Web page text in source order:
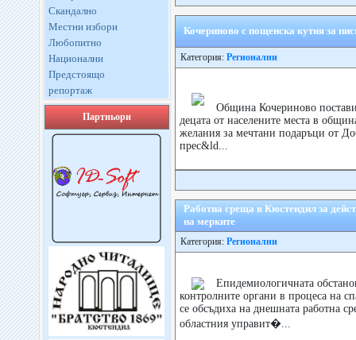
Скандално
Местни избори
Любопитно
Национални
Предстоящо
репортаж
Партньори
Кочериново с пощенска кутия за
Категория: Регионални
Община Кочериново
децата от населените места в
желания за мечтани подаръци от
прес&ld...
Работна среща в Кюстендил за
на мерките
Категория: Регионални
Епидемиологичната
контролните органи в процеса на
се обсъдиха на днешната работна
областния управит�...